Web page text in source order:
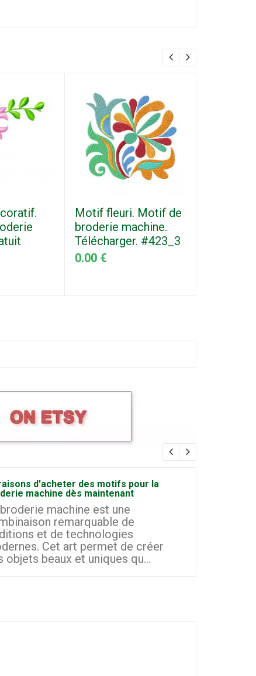
Motif fleuri. Motif de
broderie machine.
Télécharger. #423_3
0.00 €
d'acheter des motifs pour la
machine dès maintenant
machine est une
remarquable de
et de technologies
Cet art permet de créer
objets beaux et uniques qu...